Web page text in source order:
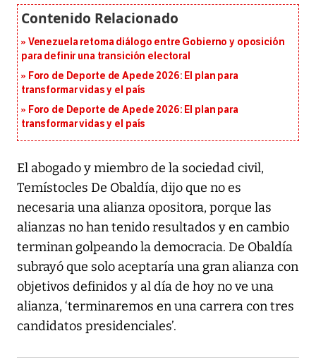
Venezuela retoma diálogo entre Gobierno y oposición
para definir una transición electoral
Foro de Deporte de Apede 2026: El plan para
transformar vidas y el país
Foro de Deporte de Apede 2026: El plan para
transformar vidas y el país
El abogado y miembro de la sociedad civil,
Temístocles De Obaldía, dijo que no es
necesaria una alianza opositora, porque las
alianzas no han tenido resultados y en cambio
terminan golpeando la democracia. De Obaldía
subrayó que solo aceptaría una gran alianza con
objetivos definidos y al día de hoy no ve una
alianza, ‘terminaremos en una carrera con tres
candidatos presidenciales’.